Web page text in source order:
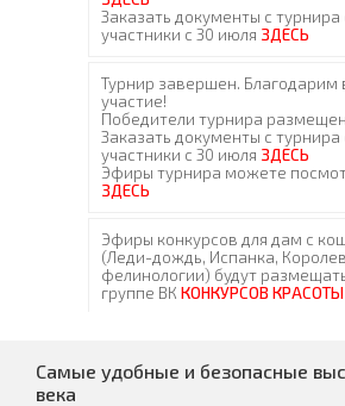
Самые удобные и безопасные
века